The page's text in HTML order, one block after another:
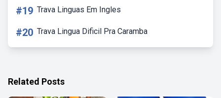
#19 Trava Linguas Em Ingles
#20 Trava Lingua Dificil Pra Caramba
Related Posts